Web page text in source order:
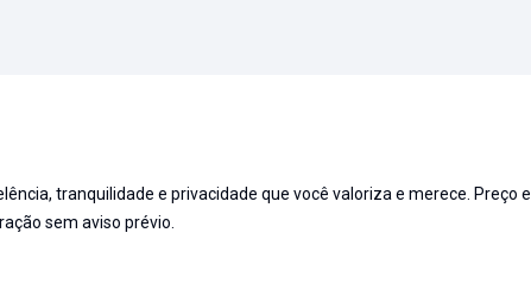
tranquilidade e privacidade que você valoriza e merece. Preço e
sem aviso prévio.